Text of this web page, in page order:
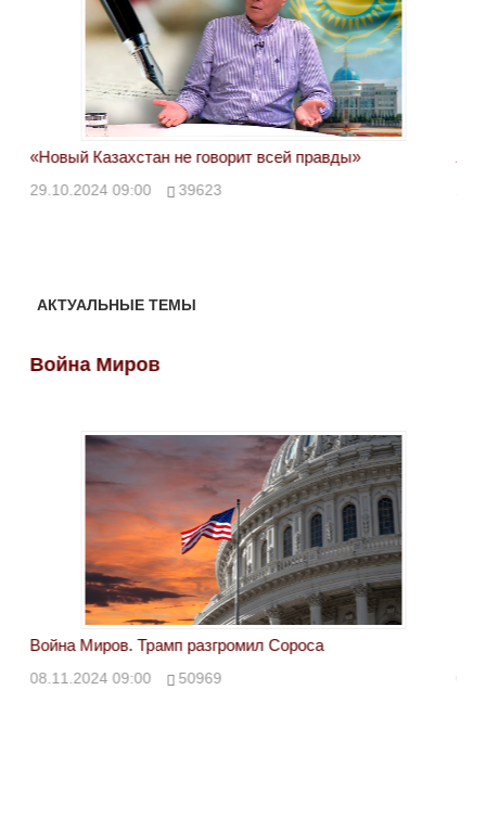
«Новый Казахстан не говорит всей правды»
29.10.2024 09:00 39623
АКТУАЛЬНЫЕ ТЕМЫ
Война Миров
Война Миров. Трамп разгромил Сороса
08.11.2024 09:00 50969